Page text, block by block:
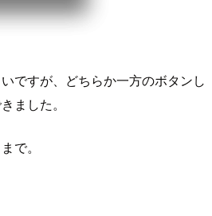
ですが、どちらか一方のボタンし
ました。
で。